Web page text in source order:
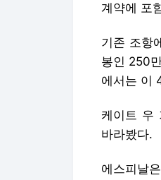
계약에 포
기존 조항
봉인 250
에서는 이
케이트 우
바라봤다.
에스피날